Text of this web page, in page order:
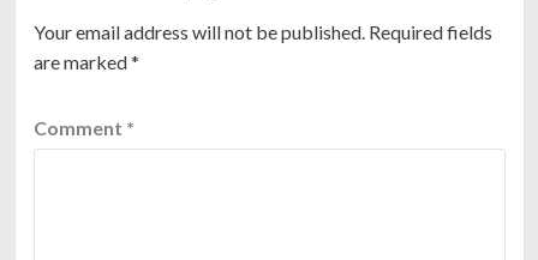
Your email address will not be published. Required fields
are marked*
Comment *